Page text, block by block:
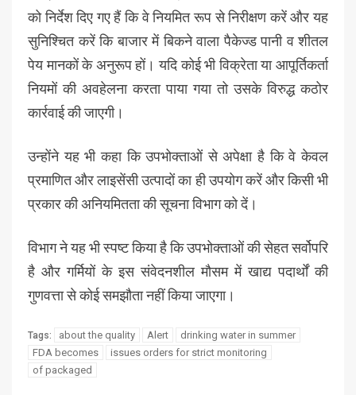
को निर्देश दिए गए हैं कि वे नियमित रूप से निरीक्षण करें और यह
सुनिश्चित करें कि बाजार में बिकने वाला पैकेज्ड पानी व शीतल
पेय मानकों के अनुरूप हों। यदि कोई भी विक्रेता या आपूर्तिकर्ता
नियमों की अवहेलना करता पाया गया तो उसके विरुद्ध कठोर
कार्रवाई की जाएगी।
उन्होंने यह भी कहा कि उपभोक्ताओं से अपेक्षा है कि वे केवल
प्रमाणित और लाइसेंसी उत्पादों का ही उपयोग करें और किसी भी
प्रकार की अनियमितता की सूचना विभाग को दें।
विभाग ने यह भी स्पष्ट किया है कि उपभोक्ताओं की सेहत सर्वोपरि
है और गर्मियों के इस संवेदनशील मौसम में खाद्य पदार्थों की
गुणवत्ता से कोई समझौता नहीं किया जाएगा।
Tags: about the quality Alert
drinking water in summer
FDA becomes
issues orders for strict monitoring
of packaged